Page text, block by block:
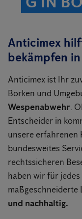
Anticimex
bekämpfen
Anticimex ist Ihr
Borken und
Wespenabwehr.
Entscheider in
unsere erfahrenen
bundesweites
rechtssicheren
haben wir für
maßgeschneiderte
und nachhaltig.